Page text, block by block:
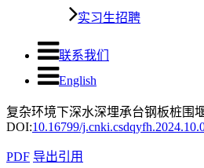
实习生招聘
联系我们
English
复杂环境下深水深埋承台钢板桩围
DOI:10.16799/
PDF 导出引用